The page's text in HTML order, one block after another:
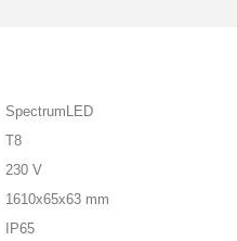
SpectrumLED
T8
230 V
1610x65x63 mm
IP65